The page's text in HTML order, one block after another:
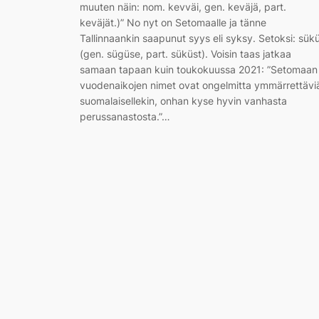
muuten näin: nom. kevväi, gen. keväjä, part.
keväjät.)” No nyt on Setomaalle ja tänne
Tallinnaankin saapunut syys eli syksy. Setoksi:
(gen. sügüse, part. süküst). Voisin taas jatkaa
samaan tapaan kuin toukokuussa 2021: ”Setomaan
vuodenaikojen nimet ovat ongelmitta
suomalaisellekin, onhan kyse hyvin vanhasta
perussanastosta.”…